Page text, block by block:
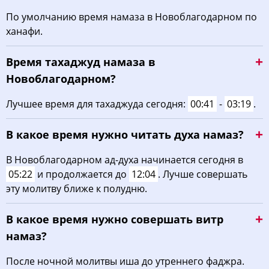
21, Пт 03:44 05:19 12:12 16:01 19:04 20:32
22, Сб
23, Вс 03:47 05:21 12:11 20:28
18:59 20:26
25, Вт 03:50 05:23 12:11 15:58 18:57 20:24
27, Чт 03:53 05:26 12:10 15:56 18:54 20:20
28, Пт 03:55 05:27 12:10 15:55 18:52 20:17
03:56 05:28 15:54 18:50
03:58 05:29 12:09 15:53 18:49 20:13
По умолчанию время намаза в Новоблагодарном по
ханафи.
Время тахаджуд намаза в
Новоблагодарном?
Лучшее время для тахаджуда сегодня: 00:41 - 03:19 .
В какое время нужно читать духа намаз?
В Новоблагодарном ад-духа начинается сегодня в
05:22 и продолжается до 12:04 . Лучше совершать
эту молитву ближе к полудню.
В какое время нужно совершать витр
намаз?
После ночной молитвы иша до утреннего фаджра.